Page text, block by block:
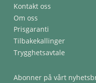
Kontakt oss
Om oss
Prisgaranti
Tilbakekallinger
Trygghetsavtale
Abonner på vårt